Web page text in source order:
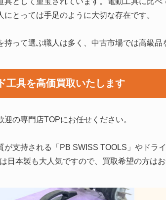
とっては手足のように大切な存在です。
って選ぶ職人は多く、中古市場では高級品
工具を高価買取いたします
の専門店TOPにお任せください。
支持される「PB SWISS TOOLS」やドラ
本製も大人気ですので、買取希望の方は